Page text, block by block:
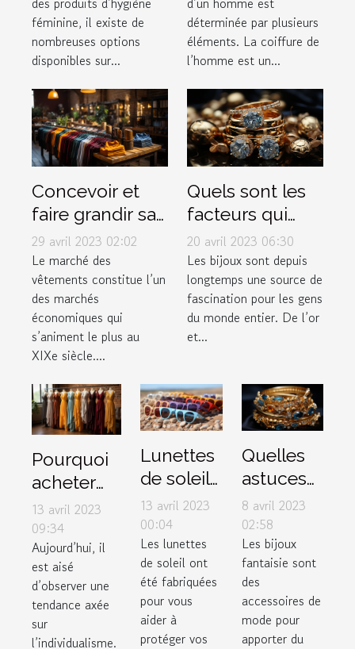
hygiéniques
disponibles sur
le marché pour
féminine, il existe de
nombreuses options
disponibles sur...
de dégradé ?
déterminée par plusieurs
éléments. La coiffure de
l’homme est un...
Concevoir et
faire grandir sa
marque de
vêtement
29 avril 2023 02:02
Le marché des
vêtements constitue l’un
des marchés
économiques qui
s’animent le plus au
XIXe siècle....
Quels sont les
facteurs qui
déterminent la
valeur d'un
bijou ?
20 avril 2023 06:30
Les bijoux sont depuis
longtemps une source de
fascination pour les gens
du monde entier. De l’or
et...
Pourquoi
acheter
des
vêtements
dans une
boutique
de couple
?
13 avril 2023
09:34
Aujourd’hui, il
est aisé
d’observer une
tendance axée
sur
l’individualisme.
Lunettes
de soleil :
3 critères
pour
faire de
bon
choix
13 avril 2023
00:04
Les lunettes
de soleil ont
été fabriquées
pour vous
aider à
protéger vos
Quelles
astuces
pour un
bon
choix de
bijoux
fantaisie
?
8 avril 2023
02:58
Les bijoux
fantaisie sont
des
accessoires de
mode pour
apporter du